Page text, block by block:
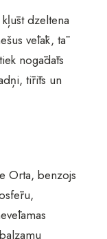
dzeltena
vēlāk, tā
nogādāts
tīrīts un
Orta, benzojs